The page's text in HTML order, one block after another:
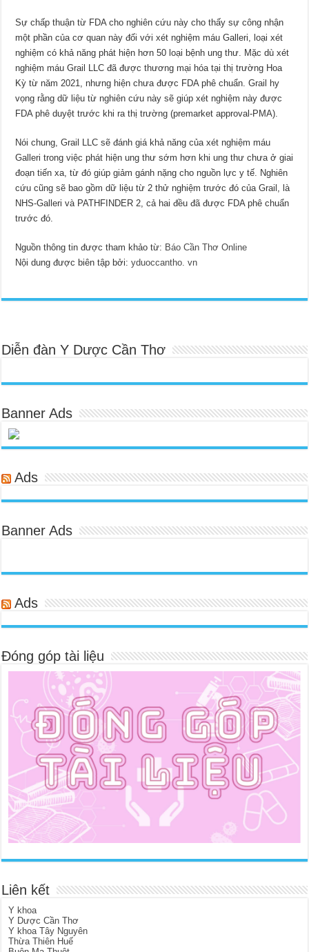
Sự chấp thuận từ FDA cho nghiên cứu này cho thấy sự công nhận
một phần của cơ quan này đối với xét nghiệm máu Galleri, loại xét
nghiệm có khả năng phát hiện hơn 50 loại bệnh ung thư. Mặc dù xét
nghiệm máu Grail LLC đã được thương mại hóa tại thị trường Hoa
Kỳ từ năm 2021, nhưng hiện chưa được FDA phê chuẩn. Grail hy
vọng rằng dữ liệu từ nghiên cứu này sẽ giúp xét nghiệm này được
FDA phê duyệt trước khi ra thị trường (premarket approval-PMA).
Nói chung, Grail LLC sẽ đánh giá khả năng của xét nghiệm máu
Galleri trong việc phát hiện ung thư sớm hơn khi ung thư chưa ở giai
đoạn tiến xa, từ đó giúp giảm gánh nặng cho nguồn lực y tế. Nghiên
cứu cũng sẽ bao gồm dữ liệu từ 2 thử nghiệm trước đó của Grail, là
NHS-Galleri và PATHFINDER 2, cả hai đều đã được FDA phê chuẩn
trước đó.
Nguồn thông tin được tham khảo từ: Báo Cần Thơ Online
Nội dung được biên tập bởi:yduoccantho. vn
Diễn đàn Y Dược Cần Thơ
Banner Ads
Ads
Banner Ads
Ads
Đóng góp tài liệu
Liên kết
Y khoa
Y Dược Cần Thơ
Y khoa Tây Nguyên
Thừa Thiên Huế